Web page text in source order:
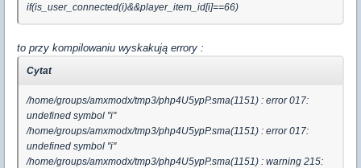
if(is_user_connected(i)&&player_item_id[i]==66)
to przy kompilowaniu wyskakują errory :
Cytat
/home/groups/amxmodx/tmp3/php4U5ypP.sma(1151) : error 017:
undefined symbol "i"
/home/groups/amxmodx/tmp3/php4U5ypP.sma(1151) : error 017:
undefined symbol "i"
/home/groups/amxmodx/tmp3/php4U5ypP.sma(1151) : warning 215: